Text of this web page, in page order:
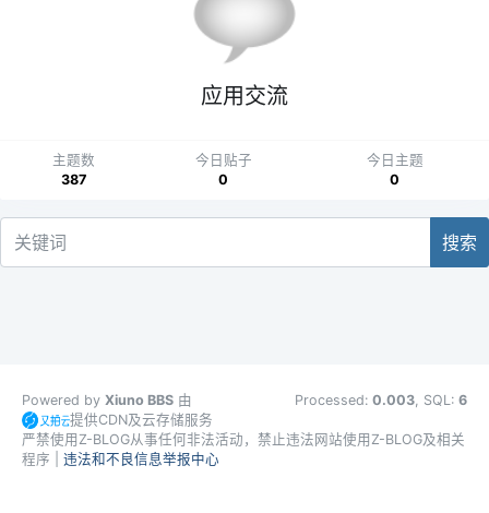
应用交流
主题数
387
今日贴子
0
今日主题
0
搜索
Powered by Xiuno BBS 由
提供CDN及云存储服务
Processed: 0.003, SQL: 6
严禁使用Z-BLOG从事任何非法活动，禁止违法网站使用Z-BLOG及相关
程序 | 违法和不良信息举报中心